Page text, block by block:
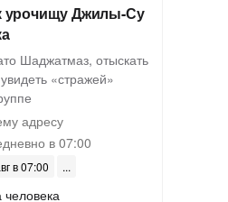
урочищу Джилы-Су
Шаджатмаз, отыскать
«стражей»
адресу
в 07:00
в 07:00
человека